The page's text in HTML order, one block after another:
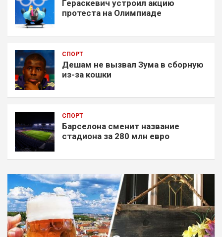
Гераскевич устроил акцию
протеста на Олимпиаде
СПОРТ
Дешам не вызвал Зума в сборную
из-за кошки
СПОРТ
Барселона сменит название
стадиона за 280 млн евро